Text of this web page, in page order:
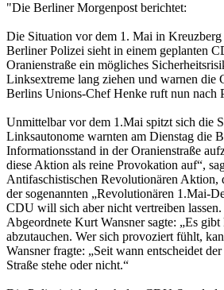
"Die Berliner Morgenpost berichtet:
Die Situation vor dem 1. Mai in
Berliner Polizei sieht in einem geplanten
Oranienstraße ein mögliches
Linksextreme lang ziehen und warnen die
Berlins Unions-Chef Henke ruft nun nach
Unmittelbar vor dem 1.Mai spitzt sich die
Linksautonome warnten am Dienstag die
Informationsstand in der Oranienstraße
diese Aktion als reine Provokation auf“,
Antifaschistischen Revolutionären Aktion,
der sogenannten „Revolutionären 1.Mai-
CDU will sich aber nicht vertreiben
Abgeordnete Kurt Wansner sagte: „Es
abzutauchen. Wer sich provoziert fühlt,
Wansner fragte: „Seit wann entscheidet
Straße stehe oder nicht.“